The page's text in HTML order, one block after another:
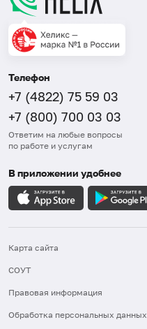
Телефон
+7 (4822) 75 59 03
+7 (800) 700 03 03
Ответим на любые вопросы
по работе и услугам
В приложении удобнее
Карта сайта
СОУТ
Правовая информация
Обработка персональных данных